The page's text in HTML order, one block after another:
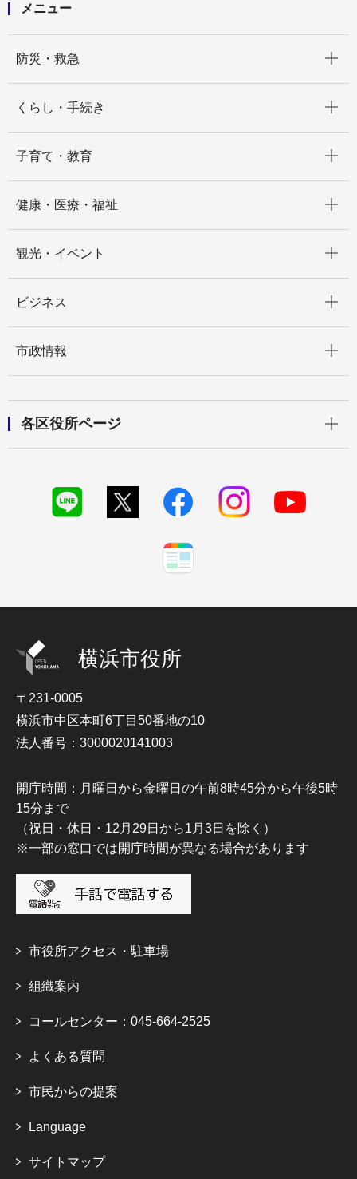
メニュー
防災・救急
くらし・手続き
子育て・教育
健康・医療・福祉
観光・イベント
ビジネス
市政情報
各区役所ページ
横浜市役所
〒231-0005
横浜市中区本町6丁目50番地の10
法人番号：3000020141003
開庁時間：月曜日から金曜日の午前8時45分から午後5時
15分まで
（祝日・休日・12月29日から1月3日を除く）
※一部の窓口では開庁時間が異なる場合があります
市役所アクセス・駐車場
組織案内
コールセンター：045-664-2525
よくある質問
市民からの提案
Language
サイトマップ